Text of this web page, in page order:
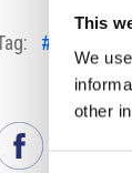
This
We
other
#ČEPS